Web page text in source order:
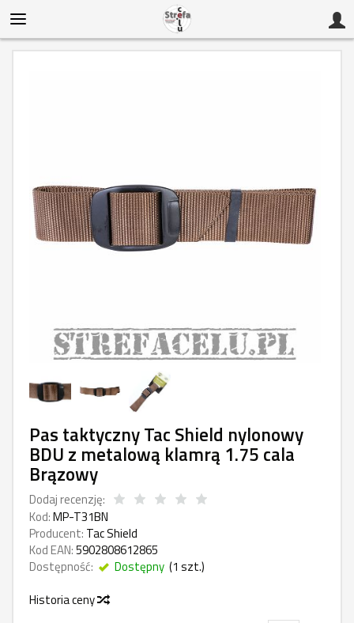
Pas taktyczny Tac Shield nylonowy
BDU z metalową klamrą 1.75 cala
Brązowy
Dodaj recenzję:
Kod:MP-T31BN
Producent: Tac Shield
Kod EAN:5902808612865
Dostępność:
Dostępny (1 szt.)
Historia ceny